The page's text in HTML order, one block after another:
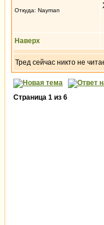
Откуда: Nayman
Наверх
Тред сейчас никто не
Страница 1 из 6